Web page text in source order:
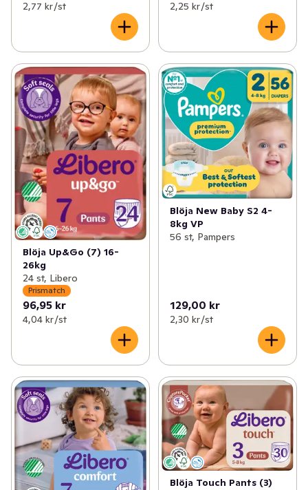
2,77 kr /st 2,25 kr /st
Blöja Up&Go (7) 16-
26kg
24 st, Libero
Prismatch
96,95 kr
4,04 kr /st
Blöja New Baby S2 4-
8kg VP
56 st, Pampers
129,00 kr
2,30 kr /st
Blöja Touch Pants (3)